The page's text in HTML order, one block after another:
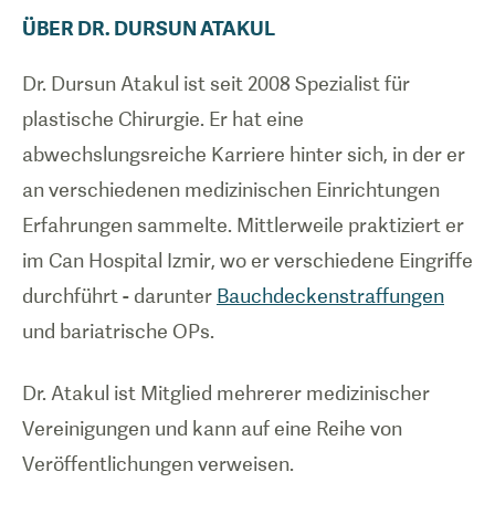
ÜBER DR. DURSUNATAKUL
Dr. Dursun Atakul ist seit 2008 Spezialist für
plastische Chirurgie. Er hat eine
abwechslungsreiche Karriere hinter sich, in der er
an verschiedenen medizinischen Einrichtungen
Erfahrungen sammelte. Mittlerweile praktiziert er
im Can Hospital Izmir, wo er verschiedene Eingriffe
durchführt - darunter Bauchdeckenstraffungen
und bariatrische OPs.
Dr. Atakul ist Mitglied mehrerer medizinischer
Vereinigungen und kann auf eine Reihe von
Veröffentlichungen verweisen.